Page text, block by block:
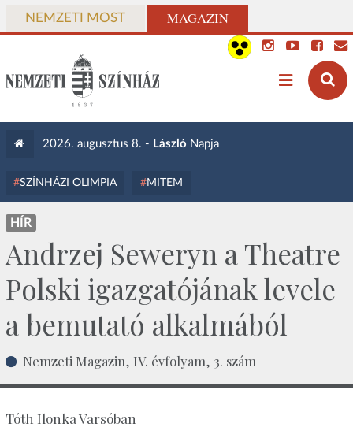
NEMZETI MOST MAGAZIN
2026. augusztus 8. - László Napja
SZÍNHÁZI OLIMPIA MITEM
HÍR
Andrzej Seweryn a Theatre
Polski igazgatójának levele
a bemutató alkalmából
Nemzeti Magazin, IV. évfolyam, 3. szám
Tóth Ilonka Varsóban